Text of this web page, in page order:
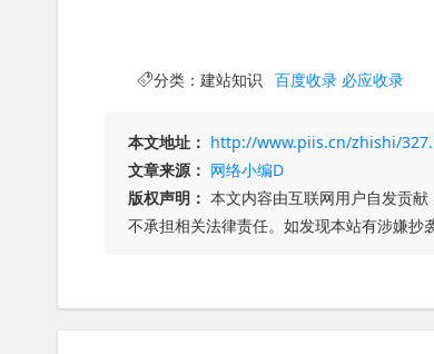
分类： 建站知识 百度收录 必应收录
本文地址： http://www.piis.cn/zhishi/
文章来源： 网络小编D
版权声明： 本文内容由互联网用户自发贡
不承担相关法律责任。如发现本站有涉嫌抄